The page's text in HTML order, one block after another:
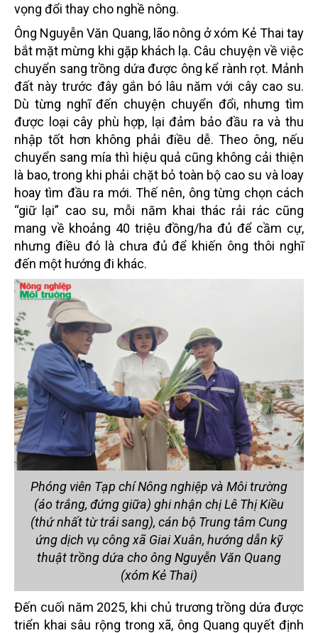
vọng đổi thay cho nghề nông.
Ông Nguyễn Văn Quang, lão nông ở xóm Kẻ Thai tay
bắt mặt mừng khi gặp khách lạ. Câu chuyện về việc
chuyển sang trồng dứa được ông kể rành rọt. Mảnh
đất này trước đây gắn bó lâu năm với cây cao su.
Dù từng nghĩ đến chuyện chuyển đổi, nhưng tìm
được loại cây phù hợp, lại đảm bảo đầu ra và thu
nhập tốt hơn không phải điều dễ. Theo ông, nếu
chuyển sang mía thì hiệu quả cũng không cải thiện
là bao, trong khi phải chặt bỏ toàn bộ cao su và loay
hoay tìm đầu ra mới. Thế nên, ông từng chọn cách
“giữ lại” cao su, mỗi năm khai thác rải rác cũng
mang về khoảng 40 triệu đồng/ha đủ để cầm cự,
nhưng điều đó là chưa đủ để khiến ông thôi nghĩ
đến một hướng đi khác.
Phóng viên Tạp chí Nông nghiệp và Môi trường
(áo trắng, đứng giữa) ghi nhận chị Lê Thị Kiều
(thứ nhất từ trái sang), cán bộ Trung tâm Cung
ứng dịch vụ công xã Giai Xuân, hướng dẫn kỹ
thuật trồng dứa cho ông Nguyễn Văn Quang
(xóm Kẻ Thai)
Đến cuối năm 2025, khi chủ trương trồng dứa được
triển khai sâu rộng trong xã, ông Quang quyết định